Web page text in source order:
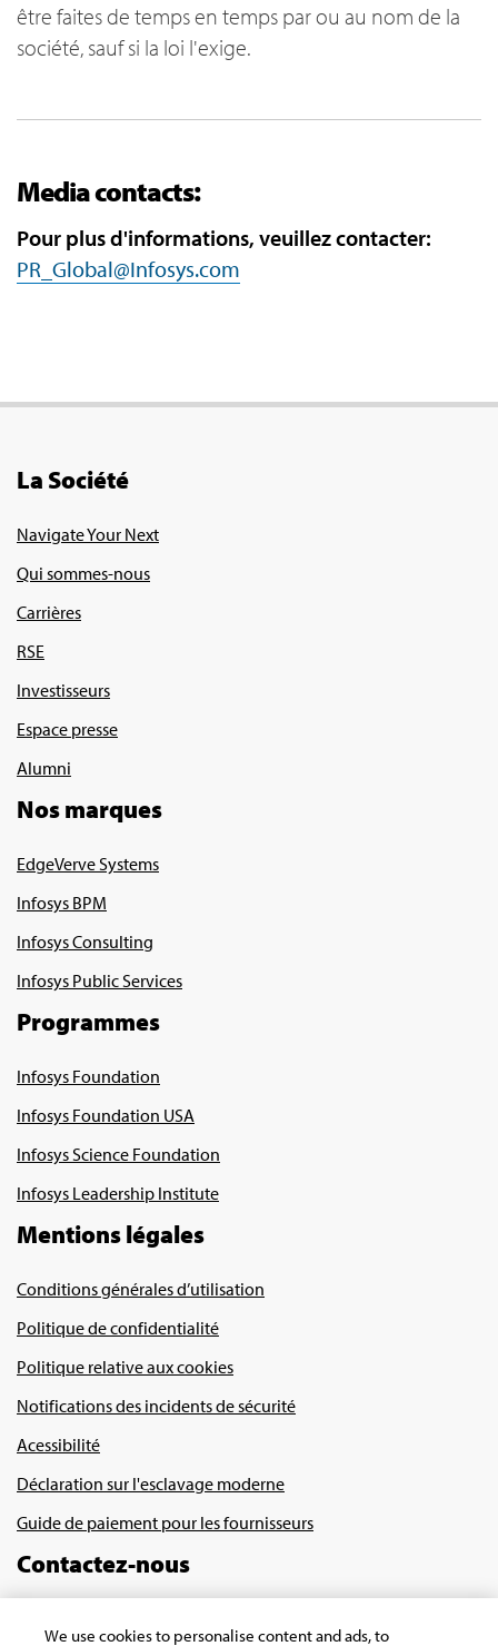
être faites de temps en temps par ou au nom de la
société, sauf si la loi l'exige.
Media contacts:
Pour plus d'informations, veuillez contacter:
PR_Global@Infosys.com
La Société
Navigate Your Next
Qui sommes-nous
Carrières
RSE
Investisseurs
Espace presse
Alumni
Nos marques
EdgeVerve Systems
Infosys BPM
Infosys Consulting
Infosys Public Services
Programmes
Infosys Foundation
Infosys Foundation USA
Infosys Science Foundation
Infosys Leadership Institute
Mentions légales
Conditions générales d’utilisation
Politique de confidentialité
Politique relative aux cookies
Notifications des incidents de sécurité
Acessibilité
Déclaration sur l'esclavage moderne
Guide de paiement pour les fournisseurs
Contactez-nous
We use cookies to personalise content and ads, to